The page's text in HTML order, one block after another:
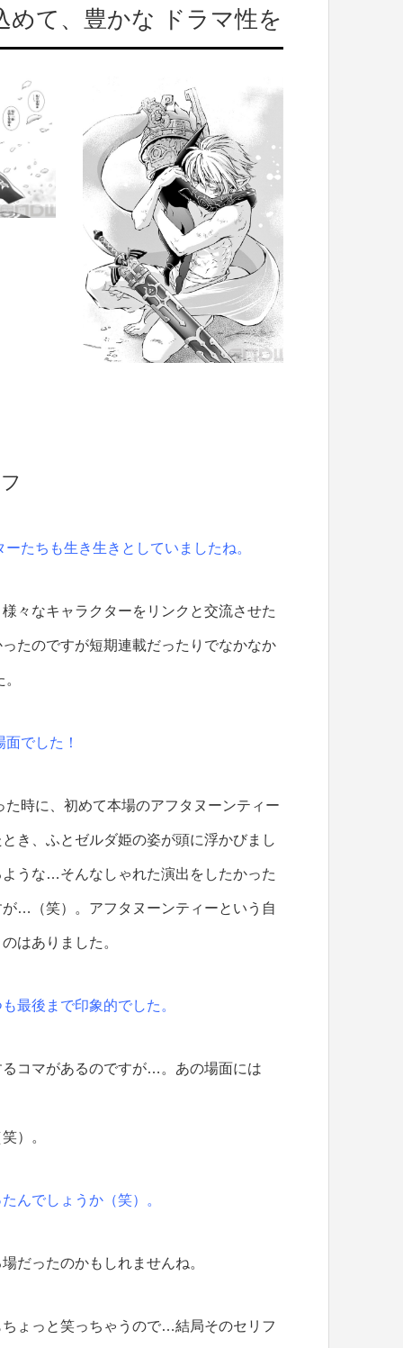
て、豊かな ドラマ性を
たちも生き生きとしていましたね。
々なキャラクターをリンクと交流させた
たのですが短期連載だったりでなかなか
でした！
時に、初めて本場のアフタヌーンティー
き、ふとゼルダ姫の姿が頭に浮かびまし
うな…そんなしゃれた演出をしたかった
…（笑）。アフタヌーンティーという自
はありました。
後まで印象的でした。
コマがあるのですが…。あの場面には
）。
でしょうか（笑）。
ったのかもしれませんね。
ょっと笑っちゃうので…結局そのセリフ